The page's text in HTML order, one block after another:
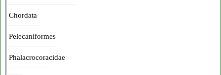
Chordata
Pelecaniformes
Phalacrocoracidae